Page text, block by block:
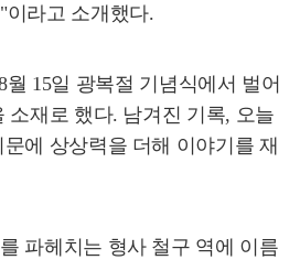
이라고 소개했다.
월 15일 광복절 기념식에서 벌어
소재로 했다. 남겨진 기록, 오늘
에 상상력을 더해 이야기를 재
파헤치는 형사 철구 역에 이름